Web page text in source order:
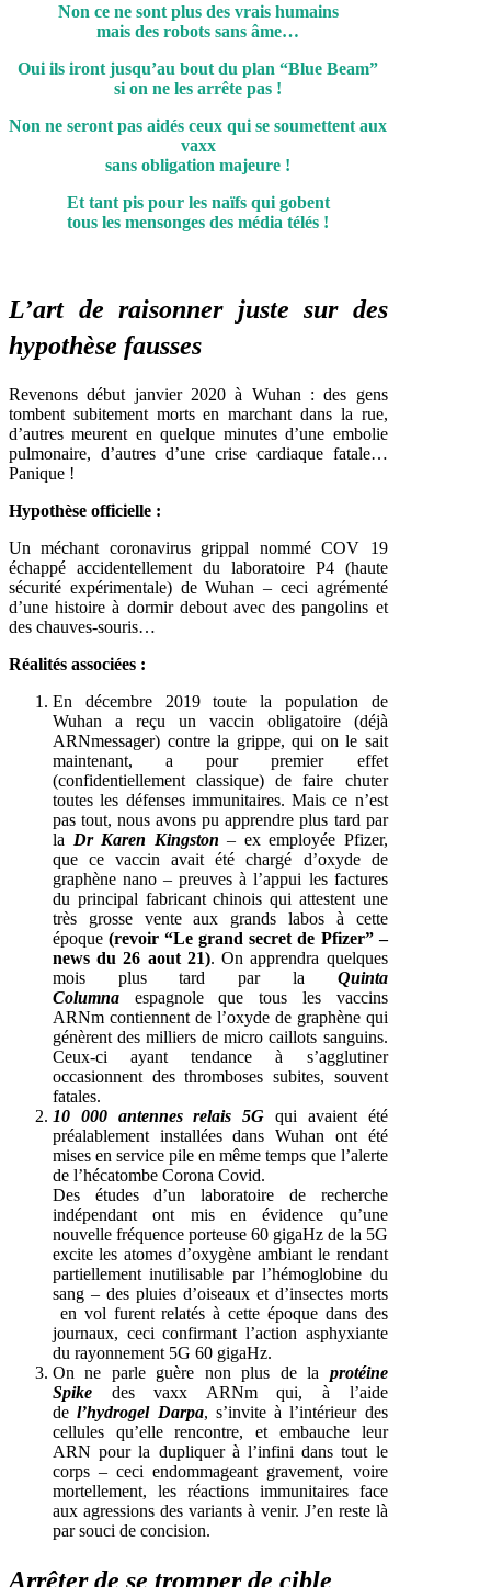
Non ce ne sont plus des vrais humains
mais des robots sans âme…
Oui ils iront jusqu’au bout du plan “Blue Beam”
si on ne les arrête pas !
Non ne seront pas aidés ceux qui se soumettent aux
vaxx
sans obligation majeure !
Et tant pis pour les naïfs qui gobent
tous les mensonges des média télés !
L’art de raisonner juste sur des
hypothèse fausses
Revenons début janvier 2020 à Wuhan : des gens
tombent subitement morts en marchant dans la rue,
d’autres meurent en quelque minutes d’une embolie
pulmonaire, d’autres d’une crise cardiaque fatale…
Panique !
Hypothèse officielle :
Un méchant coronavirus grippal nommé COV 19
échappé accidentellement du laboratoire P4 (haute
sécurité expérimentale) de Wuhan – ceci agrémenté
d’une histoire à dormir debout avec des pangolins et
des chauves-souris…
Réalités associées :
En décembre 2019 toute la population de
Wuhan a reçu un vaccin obligatoire (déjà
ARNmessager) contre la grippe, qui on le sait
maintenant, a pour premier effet
(confidentiellement classique) de faire chuter
toutes les défenses immunitaires. Mais ce n’est
pas tout, nous avons pu apprendre plus tard par
la Dr Karen Kingston – ex employée Pfizer,
que ce vaccin avait été chargé d’oxyde de
graphène nano – preuves à l’appui les factures
du principal fabricant chinois qui attestent une
très grosse vente aux grands labos à cette
époque(revoir “Le grand secret de Pfizer” –
news du 26 aout 21). On apprendra quelques
mois plus tard par la Quinta
Columna espagnole que tous les vaccins
ARNm contiennent de l’oxyde de graphène qui
génèrent des milliers de micro caillots sanguins.
Ceux-ci ayant tendance à s’agglutiner
occasionnent des thromboses subites, souvent
fatales.
10 000 antennes relais 5G qui avaient été
préalablement installées dans Wuhan ont été
mises en service pile en même temps que l’alerte
de l’hécatombe Corona Covid.
Des études d’un laboratoire de recherche
indépendant ont mis en évidence qu’une
nouvelle fréquence porteuse 60 gigaHz de la 5G
excite les atomes d’oxygène ambiant le rendant
partiellement inutilisable par l’hémoglobine du
sang – des pluies d’oiseaux et d’insectes morts
en vol furent relatés à cette époque dans des
journaux, ceci confirmant l’action asphyxiante
du rayonnement 5G 60 gigaHz.
On ne parle guère non plus de la protéine
Spike des vaxx ARNm qui, à l’aide
del’hydrogel Darpa, s’invite à l’intérieur des
cellules qu’elle rencontre, et embauche leur
ARN pour la dupliquer à l’infini dans tout le
corps – ceci endommageant gravement, voire
mortellement, les réactions immunitaires face
aux agressions des variants à venir. J’en reste là
par souci de concision.
Arrêter de se tromper de cible